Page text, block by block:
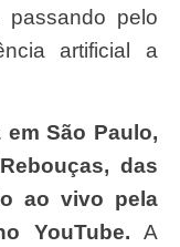
pelo
artificial a
das
ao vivo pela
YouTube. A